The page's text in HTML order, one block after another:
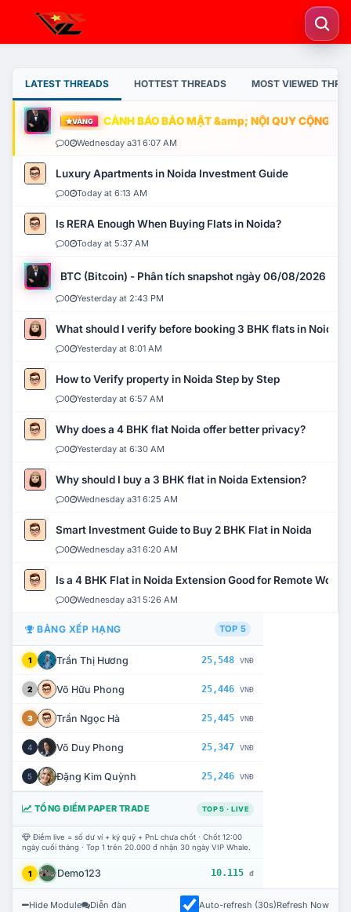
LATEST THREADS HOTTEST THREADS MOST VIEWED
VÀNG CẢNH BÁO BẢO MẬT &amp; NỘI QUY CỘNG
0 Wednesday a31 6:07 AM
Luxury Apartments in Noida Investment Guide
0 Today at 6:13 AM
Is RERA Enough When Buying Flats in Noida?
0 Today at 5:37 AM
BTC (Bitcoin) - Phân tích snapshot ngày 06/08/2026
0 Yesterday at 2:43 PM
What should I verify before booking 3 BHK flats in Noida?
0 Yesterday at 8:01 AM
How to Verify property in Noida Step by Step
0 Yesterday at 6:57 AM
Why does a 4 BHK flat Noida offer better privacy?
0 Yesterday at 6:30 AM
Why should I buy a 3 BHK flat in Noida Extension?
0 Wednesday a31 6:25 AM
Smart Investment Guide to Buy 2 BHK Flat in Noida
0 Wednesday a31 6:20 AM
Is a 4 BHK Flat in Noida Extension Good for Remote Work?
0 Wednesday a31 5:26 AM
BẢNG XẾP HẠNG TOP 5
1 Trần Thị Hương 25,548 VNĐ
2 Võ Hữu Phong 25,446 VNĐ
3 Trần Ngọc Hà 25,445 VNĐ
4 Võ Duy Phong 25,347 VNĐ
5 Đặng Kim Quỳnh 25,246 VNĐ
TỔNG ĐIỂM PAPER TRADE TOP 5 · LIVE
Điểm live = số dư ví + ký quỹ + PnL chưa chốt · Chốt 12:00
ngày cuối tháng · Top 1 trên 20.000 đ nhận 30 ngày VIP Whale.
1 Demo123 10.115 đ
Hide Module Diễn đàn Auto-refresh (30s)Refresh Now